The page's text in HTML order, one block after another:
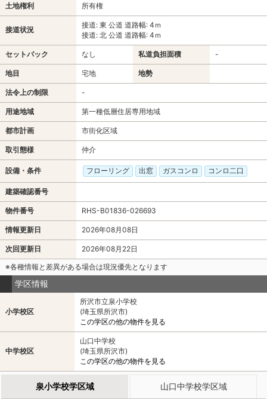
土地権利 所有権
接道状況
接道: 東 公道 道路幅: 4ｍ
接道: 北 公道 道路幅: 4ｍ
セットバック なし 私道負担面積 -
地目 宅地 地勢
法令上の制限 -
用途地域 第一種低層住居専用地域
都市計画 市街化区域
取引態様 仲介
設備・条件 フローリング 出窓 ガスコンロ コンロ二口
建築確認番号
物件番号 RHS-B01836-026693
情報更新日 2026年08月08日
次回更新日
2026年08月22日
※各種情報と差異がある場合は現況優先となります
学区情報
小学校区
所沢市立泉小学校
(埼玉県所沢市)
この学区の他の物件を見る
中学校区
山口中学校
(埼玉県所沢市)
この学区の他の物件を見る
泉小学校学区域 山口中学校学区域